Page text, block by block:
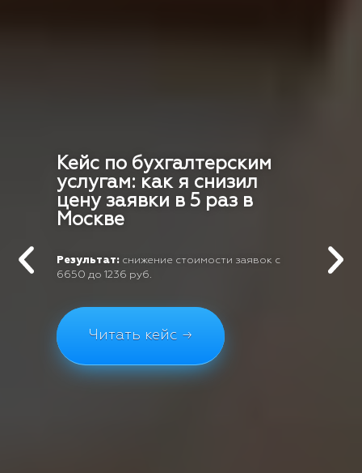
Кейс по бухгалтерским
услугам: как я снизил
цену заявки в 5 раз в
Москве
Результат: снижение стоимости заявок с
6650 до 1236 руб.
Читать кейс →